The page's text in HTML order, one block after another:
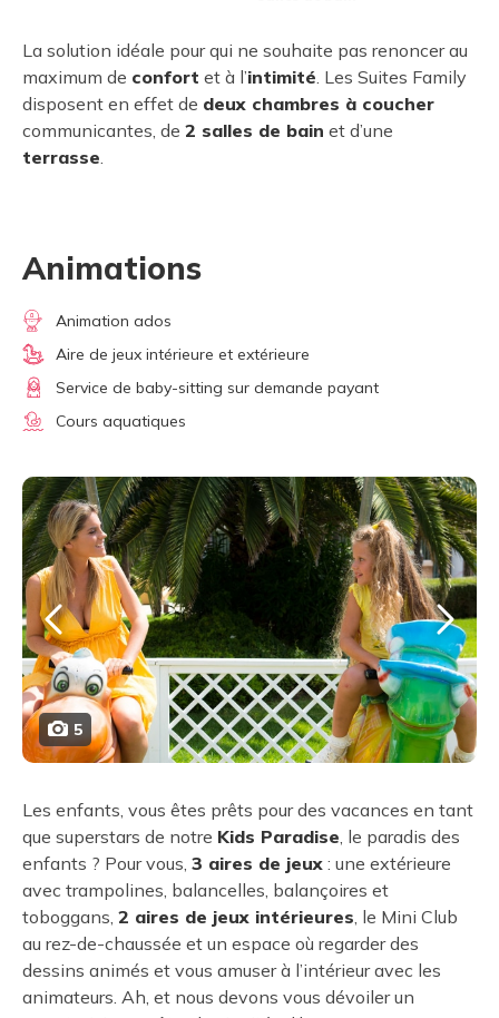
La solution idéale pour qui ne souhaite pas renoncer au
maximum de confort et à l’intimité . Les Suites Family
disposent en effet de deux chambres à coucher
communicantes, de 2 salles de bain et d’une
terrasse
Animations
Animation ados
Aire de jeux intérieure et extérieure
Service de baby-sitting sur demande payant
Cours aquatiques
5
Les enfants, vous êtes prêts pour des vacances en tant
que superstars de notre Kids Paradise , le paradis des
enfants ? Pour vous, 3 aires de jeux : une extérieure
avec trampolines, balancelles, balançoires et
toboggans, 2 aires de jeux intérieures , le Mini Club
au rez-de-chaussée et un espace où regarder des
dessins animés et vous amuser à l’intérieur avec les
animateurs. Ah, et nous devons vous dévoiler un